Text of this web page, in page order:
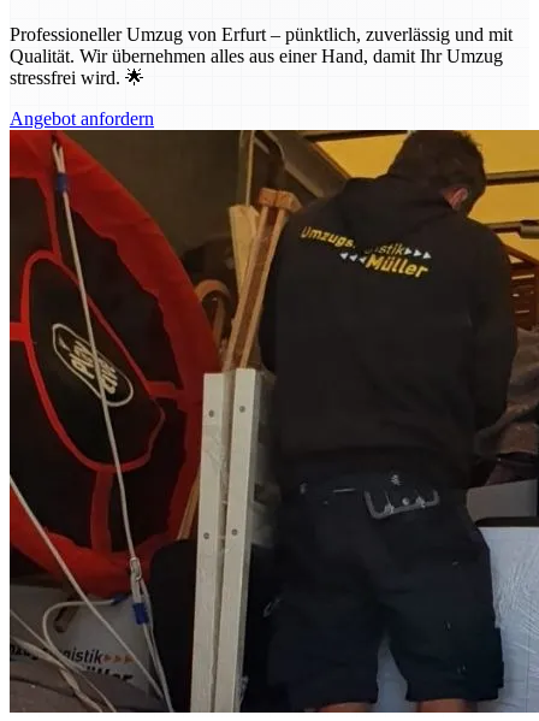
Professioneller Umzug von Erfurt – pünktlich, zuverlässig und mit
Qualität. Wir übernehmen alles aus einer Hand, damit Ihr Umzug
stressfrei wird. 🌟
Angebot anfordern